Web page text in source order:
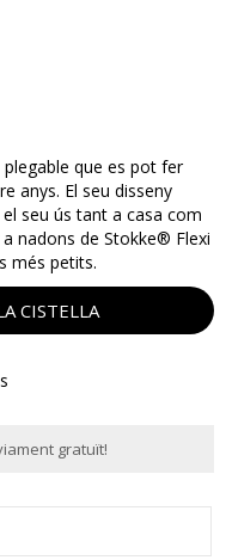
que es pot fer
anys. El seu disseny
seu ús tant a casa com
nadons de Stokke® Flexi
més petits.
CISTELLA
gratuït!